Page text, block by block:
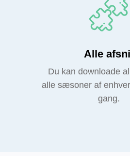
Alle
Du kan downloade
alle sæsoner af
gang.